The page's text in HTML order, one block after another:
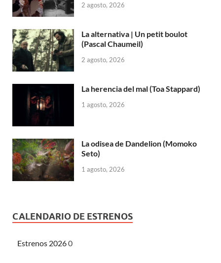
2 agosto, 2026
La alternativa | Un petit boulot
(Pascal Chaumeil)
2 agosto, 2026
La herencia del mal (Toa Stappard)
1 agosto, 2026
La odisea de Dandelion (Momoko
Seto)
1 agosto, 2026
CALENDARIO DE ESTRENOS
Estrenos 20260